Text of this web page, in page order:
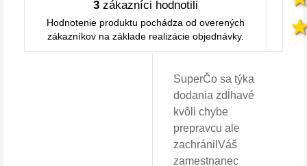
3 zákazníci hodnotili
Hodnotenie produktu pochádza od overených
zákazníkov na základe realizácie objednávky.
SuperČo sa týka
dodania zdĺhavé
kvôli chybe
prepravcu ale
zachránilVáš
zamestnanec